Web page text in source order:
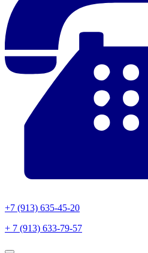
+7 (913) 635-45-20
+ 7 (913) 633-79-57